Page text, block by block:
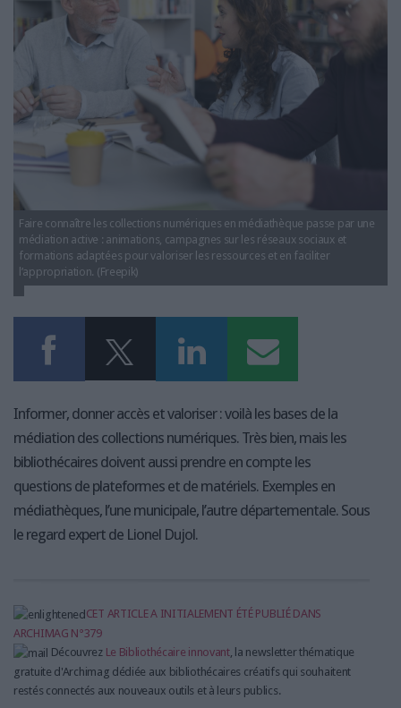
LES BASES DE DONNÉES
L'AGENDA
L'ANNUAIRE DES ACTEURS
LES LIVRES BLANCS
LES SUPPLÉMENTS
Faire connaître les collections numériques en médiathèque passe par une
médiation active : animations, campagnes sur les réseaux sociaux et
formations adaptées pour valoriser les ressources et en faciliter
l’appropriation. (Freepik)
Informer, donner accès et valoriser : voilà les bases de la
médiation des collections numériques. Très bien, mais les
bibliothécaires doivent aussi prendre en compte les
questions de plateformes et de matériels. Exemples en
médiathèques, l’une municipale, l’autre départementale. Sous
le regard expert de Lionel Dujol.
CET ARTICLE A INITIALEMENT ÉTÉ PUBLIÉ DANS
ARCHIMAG N°379
Découvrez Le Bibliothécaire innovant, la newsletter thématique
gratuite d'Archimag dédiée aux bibliothécaires créatifs qui souhaitent
restés connectés aux nouveaux outils et à leurs publics.